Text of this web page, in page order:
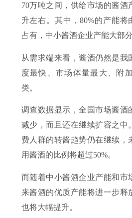
70万吨之间，供给市场的酱酒
升左右。其中，80%的产能将
占有，中小酱酒企业产能大部
从需求端来看，酱酒仍然是我
度最快、市场体量最大、附
类。
调查数据显示，全国市场酱酒
减少，而且还在继续扩容之中
费人群的转酱趋势仍在继续，
用酱酒的比例将超过50%。
而随着中小酱酒企业产能和市
来酱酒的优质产能将进一步释
也将大幅提升。